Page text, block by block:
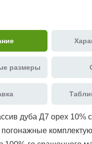
размеры
дуба Д7 орех 10% с